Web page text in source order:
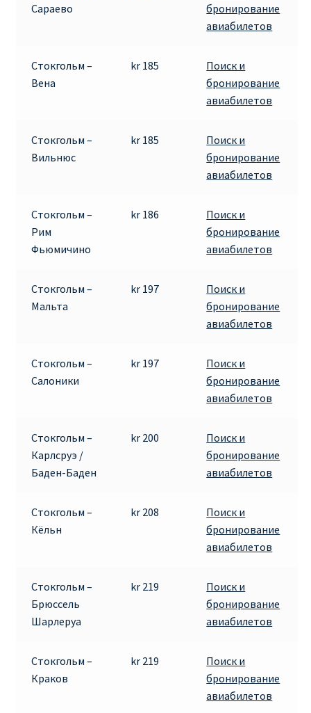
ЗАДЕРЖКА, ОТМЕНА, ПЕРЕНОС РЕЙСОВ RYANAIR
ПРАВИЛА RYANAIR В АЭРОПОРТУ И НА БОРТУ
ПУТЕШЕСТВИЕ С ДЕТЬМИ И МЛАДЕНЦАМИ
РЕГИСТРАЦИЯ НА РЕЙС И ДОКУМЕНТЫ ДЛЯ
ПУТЕШЕСТВИЯ РЕЙСАМИ RYANAIR
КАК НАЙТИ ДЕШЕВЫЙ БИЛЕТ
КУПИТЬ АВИАБИЛЕТЫ ДЕШЕВО
Париж
ПРИЛОЖЕНИЕ RYANAIR НА РУССКОМ
РАЙАНЭЙР НА РУССКОМ | КНФТФШК
Регистрация ребенка на рейс RYANAIR
Сараево
бронирование
авиабилетов
Стокгольм –
Вена
kr 185
Поиск и
бронирование
авиабилетов
Стокгольм –
Вильнюс
kr 185
Поиск и
бронирование
авиабилетов
Стокгольм –
Рим
Фьюмичино
kr 186
Поиск и
бронирование
авиабилетов
Стокгольм –
Мальта
kr 197
Поиск и
бронирование
авиабилетов
Стокгольм –
Салоники
kr 197
Поиск и
бронирование
авиабилетов
Стокгольм –
Карлсруэ /
Баден-Баден
kr 200
Поиск и
бронирование
авиабилетов
Стокгольм –
Кёльн
kr 208
Поиск и
бронирование
авиабилетов
Стокгольм –
Брюссель
Шарлеруа
kr 219
Поиск и
бронирование
авиабилетов
Стокгольм –
Краков
kr 219
Поиск и
бронирование
авиабилетов